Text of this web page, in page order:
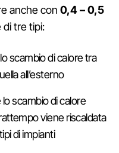
anche con 0,4 – 0,5
di tre tipi:
scambio di calore tra
all’esterno
scambio di calore
viene riscaldata
di impianti